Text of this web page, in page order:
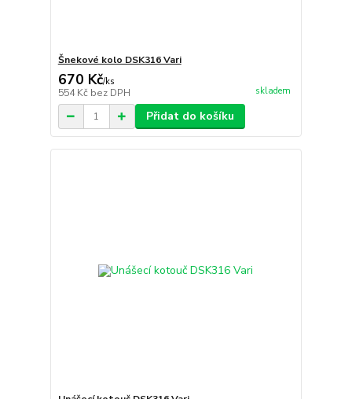
Šnekové kolo DSK316 Vari
670 Kč/ks
554 Kč bez DPH skladem
Přidat do košíku